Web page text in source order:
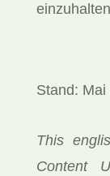
Stand: Mai
This
Content